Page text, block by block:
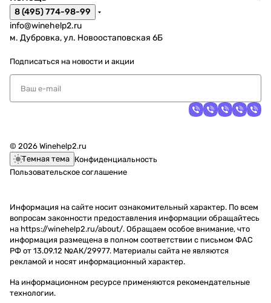
8 (495) 774-98-99
info@winehelp2.ru
м. Дубровка, ул. Новоостаповская 6Б
Подписаться на новости и акции
© 2026 Winehelp2.ru
Темная тема Конфиденциальность
Пользовательское соглашение
Информация на сайте носит ознакомительный характер. По всем
вопросам законности предоставления информации обращайтесь
на https://winehelp2.ru/about/. Обращаем особое внимание, что
информация размещена в полном соответствии с письмом ФАС
РФ от 13.09.12 №АК/29977. Материалы сайта не являются
рекламой и носят информационный характер.
На информационном ресурсе применяются рекомендательные
технологии.